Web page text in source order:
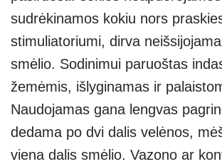
sudrėkinamos kokiu nors
stimuliatoriumi, dirva
smėlio. Sodinimui paruoštas
žemėmis, išlyginamas ir
Naudojamas gana lengvas
dedama po dvi dalis velėnos,
viena dalis smėlio. Vazono ar